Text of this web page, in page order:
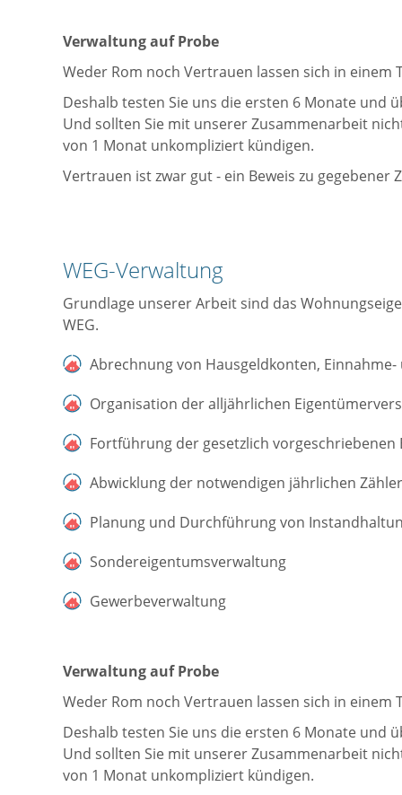
Verwaltung auf Probe
Weder Rom noch Vertrauen lassen sich in einem
Deshalb testen Sie uns die ersten 6 Monate und
Und sollten Sie mit unserer Zusammenarbeit
von 1 Monat unkompliziert kündigen.
Vertrauen ist zwar gut - ein Beweis zu gegebener
WEG-Verwaltung
Grundlage unserer Arbeit sind das
WEG.
Abrechnung von Hausgeldkonten,
Organisation der alljährlichen
Fortführung der gesetzlich vorgeschriebenen
Abwicklung der notwendigen jährlichen
Planung und Durchführung von
Sondereigentumsverwaltung
Gewerbeverwaltung
Verwaltung auf Probe
Weder Rom noch Vertrauen lassen sich in einem
Deshalb testen Sie uns die ersten 6 Monate und
Und sollten Sie mit unserer Zusammenarbeit
von 1 Monat unkompliziert kündigen.